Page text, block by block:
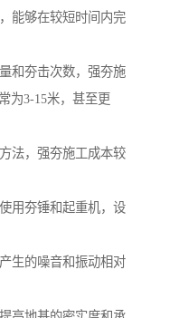
能够在较短时间内完
和夯击次数，强夯施
为3-15米，甚至更
法，强夯施工成本较
用夯锤和起重机，设
生的噪音和振动相对